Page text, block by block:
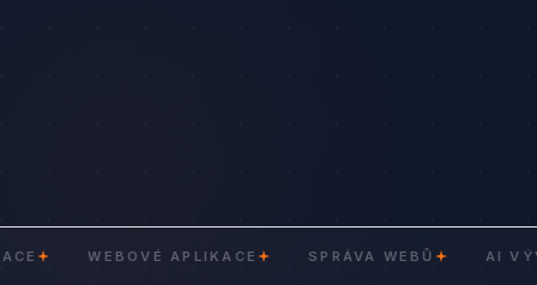
WEBOVÉ APLIKACE SPRÁVA WEBŮ AI VÝVOJ